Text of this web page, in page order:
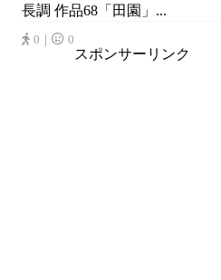
長調 作品68「田園」...
0｜ 0
スポンサーリンク